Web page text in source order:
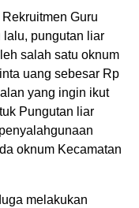
Guru
lalu, pungutan liar
salah satu oknum
uang sebesar Rp
yang ingin ikut
Pungutan liar
oknum Kecamatan
melakukan